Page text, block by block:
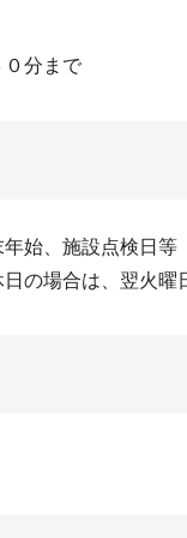
０分まで
始、施設点検日等
の場合は、翌火曜